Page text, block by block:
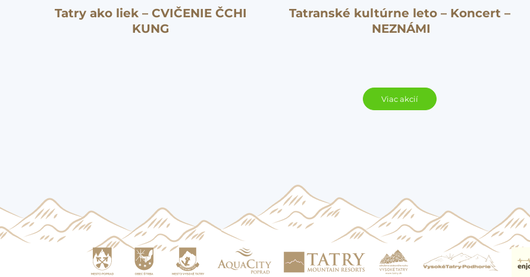
Tatry ako liek – CVIČENIE ČCHI
KUNG
Tatranské kultúrne leto – Koncert –
NEZNÁMI
Viac akcií